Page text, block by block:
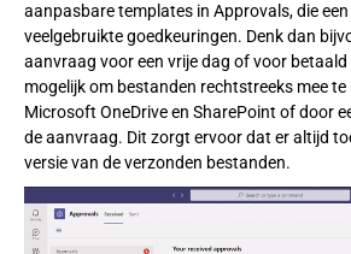
aanpasbare templates in Approvals, die
veelgebruikte goedkeuringen. Denk dan
aanvraag voor een vrije dag of voor
mogelijk om bestanden rechtstreeks mee
Microsoft OneDrive en SharePoint of door
de aanvraag. Dit zorgt ervoor dat er altijd
versie van de verzonden bestanden.